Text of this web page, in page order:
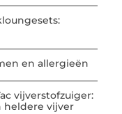
en allergieën
vijverstofzuiger:
heldere vijver